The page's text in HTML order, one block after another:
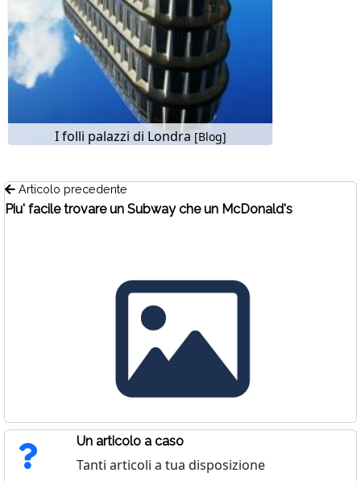
I folli palazzi di Londra [Blog]
Articolo precedente
Piu' facile trovare un Subway che un McDonald's
Un articolo a caso
Tanti articoli a tua disposizione